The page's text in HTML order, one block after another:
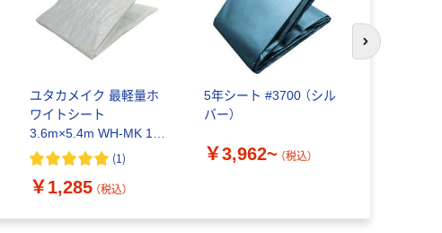
ユタカメイク 最軽量ホ
ワイトシート
3.6m×5.4m WH-MK 1枚
827-8875（直送品）
(1)
￥1,285 （税込）
5年シート #3700 （シル
バー）
￥3,962~ （税込）
次のスライド